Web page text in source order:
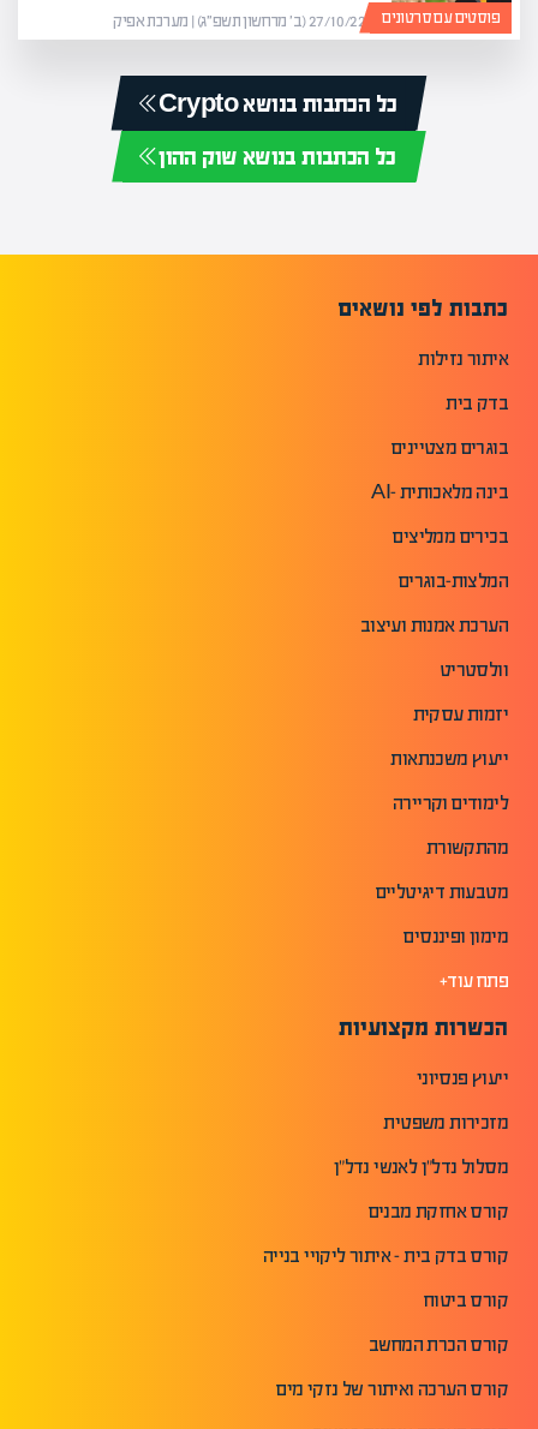
פוסטים עם סרטונים 27/10/22 (ב׳ מרחשון תשפ״ג) | מערכת אפיק
כל הכתבות בנושא Crypto
כל הכתבות בנושא שוק ההון
כתבות לפי נושאים
איתור נזילות
בדק בית
בוגרים מצטיינים
בינה מלאכותית -AI
בכירים ממליצים
המלצות-בוגרים
הערכת אמנות ועיצוב
וולסטריט
יזמות עסקית
ייעוץ משכנתאות
לימודים וקריירה
מהתקשורת
מטבעות דיגיטליים
מימון ופיננסים
פתח עוד+
הכשרות מקצועיות
ייעוץ פנסיוני
מזכירות משפטית
מסלול נדל"ן לאנשי נדל"ן
קורס אחזקת מבנים
קורס בדק בית - איתור ליקויי בנייה
קורס ביטוח
קורס הכרת המחשב
קורס הערכה ואיתור של נזקי מים